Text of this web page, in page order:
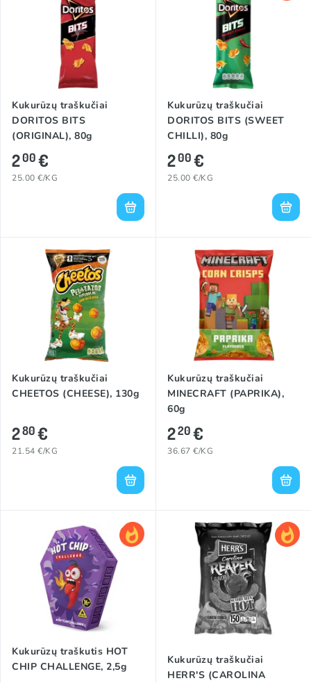
Kukurūzų traškučiai
DORITOS BITS
(ORIGINAL), 80g
200€
25.00 €/KG
Kukurūzų traškučiai
DORITOS BITS (SWEET
CHILLI), 80g
200€
25.00 €/KG
Kukurūzų traškučiai
CHEETOS (CHEESE), 130g
280€
21.54 €/KG
Kukurūzų traškučiai
MINECRAFT (PAPRIKA),
60g
220€
36.67 €/KG
Kukurūzų traškutis HOT
CHIP CHALLENGE, 2,5g
Kukurūzų traškučiai
HERR'S (CAROLINA